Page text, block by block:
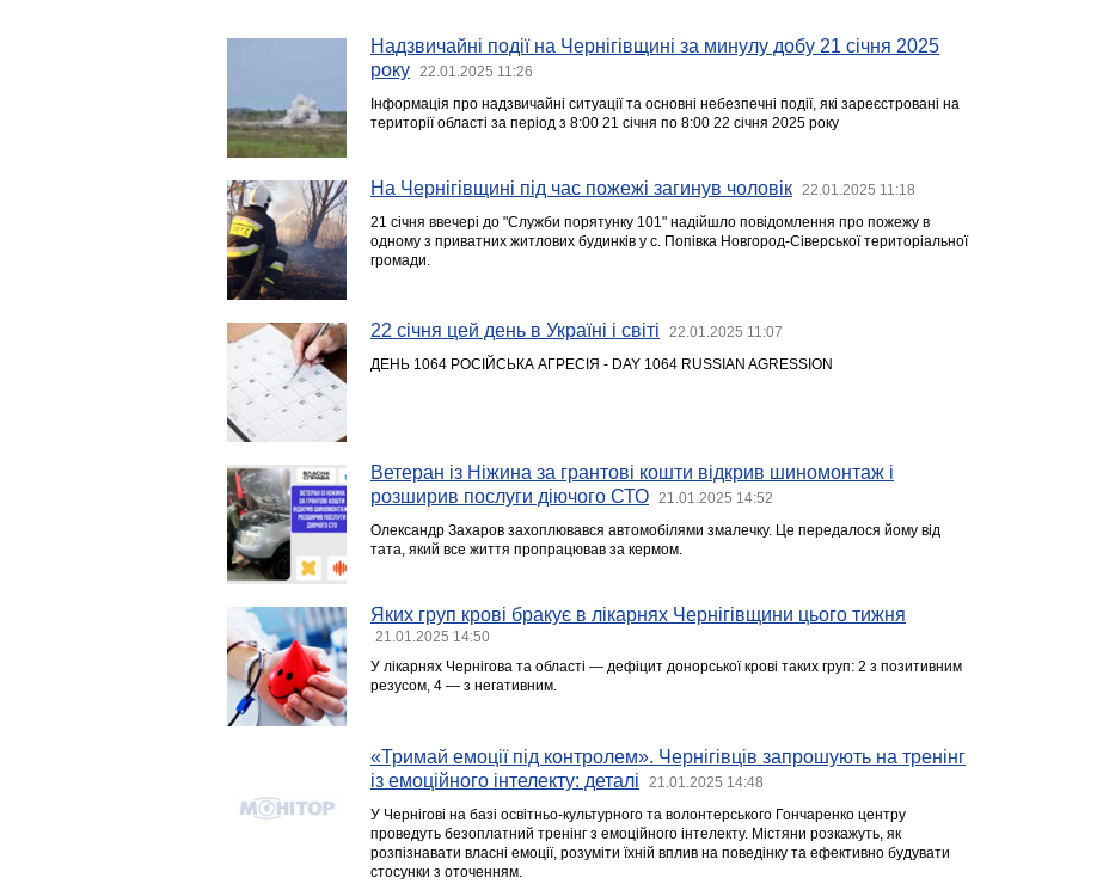
Надзвичайні події на Чернігівщині за минулу добу 21 січня 2025
року
22.01.2025 11:26
Інформація про надзвичайні ситуації та основні небезпечні події, які зареєстровані на
території області за період з 8:00 21 січня по 8:00 22 січня 2025 року
На Чернігівщині під час пожежі загинув чоловік 22.01.2025 11:18
21 січня ввечері до "Служби порятунку 101" надійшло повідомлення про пожежу в
одному з приватних житлових будинків у с. Попівка Новгород-Сіверської територіальної
громади.
22 січня цей день в Україні і світі 22.01.2025 11:07
ДЕНЬ 1064 РОСІЙСЬКА АГРЕСІЯ - DAY 1064 RUSSIAN AGRESSION
Ветеран із Ніжина за грантові кошти відкрив шиномонтаж і
розширив послуги діючого СТО
21.01.2025 14:52
Олександр Захаров захоплювався автомобілями змалечку. Це передалося йому від
тата, який все життя пропрацював за кермом.
Яких груп крові бракує в лікарнях Чернігівщини цього тижня
21.01.2025 14:50
У лікарнях Чернігова та області — дефіцит донорської крові таких груп: 2 з позитивним
резусом, 4 — з негативним.
«Тримай емоції під контролем». Чернігівців запрошують на тренінг
із емоційного інтелекту: деталі
21.01.2025 14:48
У Чернігові на базі освітньо-культурного та волонтерського Гончаренко центру
проведуть безоплатний тренінг з емоційного інтелекту. Містяни розкажуть, як
розпізнавати власні емоції, розуміти їхній вплив на поведінку та ефективно будувати
стосунки з оточенням.